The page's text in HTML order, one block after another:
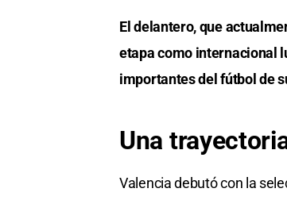
El delantero, que
etapa como internacional
importantes del fútbol de
Una
Valencia debutó con la